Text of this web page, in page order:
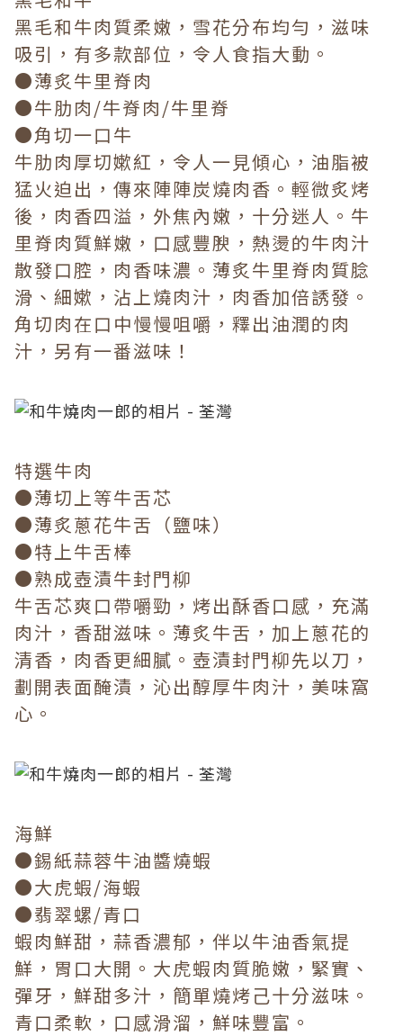
黑毛和牛肉質柔嫩，雪花分布均勻，滋味
吸引，有多款部位，令人食指大動。
●薄炙牛里脊肉
●牛肋肉/牛脊肉/牛里脊
●角切一口牛
牛肋肉厚切嫰紅，令人一見傾心，油脂被
猛火迫出，傳來陣陣炭燒肉香。輕微炙烤
後，肉香四溢，外焦內嫩，十分迷人。牛
里脊肉質鮮嫩，口感豐腴，熱燙的牛肉汁
散發口腔，肉香味濃。薄炙牛里脊肉質腍
滑、細嫰，沾上燒肉汁，肉香加倍誘發。
角切肉在口中慢慢咀嚼，釋出油潤的肉
汁，另有一番滋味！
特選牛肉
●薄切上等牛舌芯
●薄炙蔥花牛舌（鹽味）
●特上牛舌棒
●熟成壺漬牛封門柳
牛舌芯爽口帶嚼勁，烤出酥香口感，充滿
肉汁，香甜滋味。薄炙牛舌，加上蔥花的
清香，肉香更細膩。壺漬封門柳先以刀，
劃開表面醃漬，沁出醇厚牛肉汁，美味窩
心。
海鮮
●錫紙蒜蓉牛油醬燒蝦
●大虎蝦/海蝦
●翡翠螺/青口
蝦肉鮮甜，蒜香濃郁，伴以牛油香氣提
鮮，胃口大開。大虎蝦肉質脆嫩，緊實、
彈牙，鮮甜多汁，簡單燒烤己十分滋味。
青口柔軟，口感滑溜，鮮味豐富。